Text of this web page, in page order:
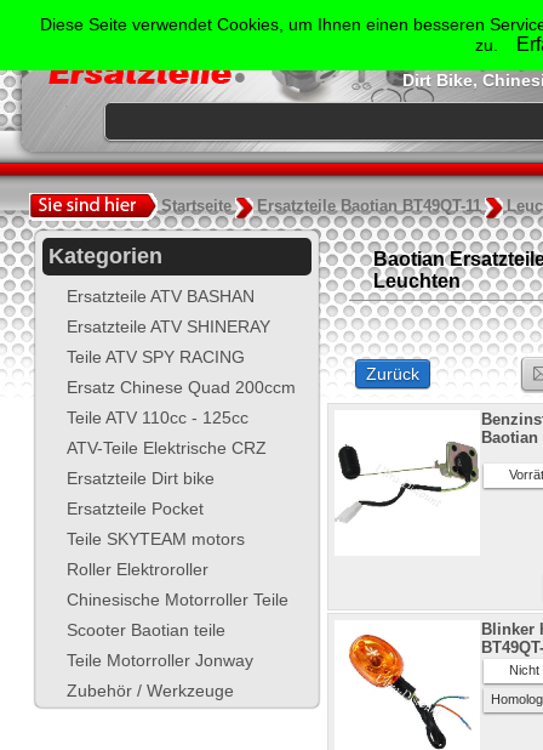
Der Spezialist für
Shineray,
Dirt Bike,
Startseite Ersatzteile Baotian BT49QT-11
Kategorien
Ersatzteile ATV BASHAN
Ersatzteile ATV SHINERAY
Teile ATV SPY RACING
Ersatz Chinese Quad 200ccm
Teile ATV 110cc - 125cc
ATV-Teile Elektrische CRZ
Ersatzteile Dirt bike
Ersatzteile Pocket
Teile SKYTEAM motors
Roller Elektroroller
Chinesische Motorroller Teile
Scooter Baotian teile
Teile Motorroller Jonway
Zubehör / Werkzeuge
Baotian
Leuchten
Zurück
Baotian
Blinker
Nicht
Diese Seite verwendet Cookies, um Ihnen einen besseren
zu.